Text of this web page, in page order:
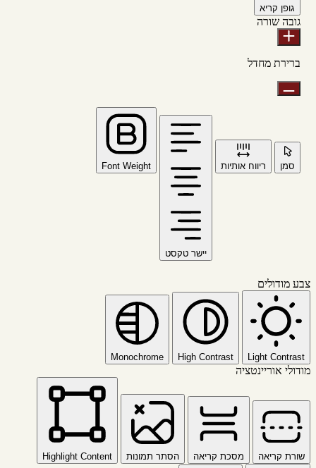
גופן קריא
גובה שורה
ברירת מחדל
סמן ריווח אותיות
יישר טקסט
Font Weight
צבע מודולים
Light Contrast
High Contrast
Monochrome
מודולי אוריינטציה
שורת קריאה מסכת קריאה הסתר תמונות Highlight Content